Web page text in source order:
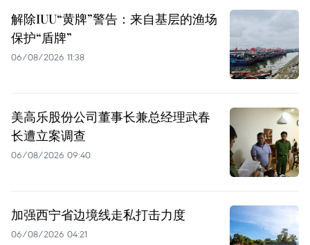
解除IUU“黄牌”警告：来自基层的渔场
保护“盾牌”
06/08/2026 11:38
美高乐股份公司董事长兼总经理武春
长遭立案调查
06/08/2026 09:40
加强西宁省边境线走私打击力度
06/08/2026 04:21